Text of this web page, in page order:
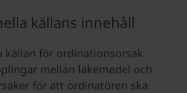
källans innehåll
källan för ordinationsorsak
mellan läkemedel och
för att ordinatören ska